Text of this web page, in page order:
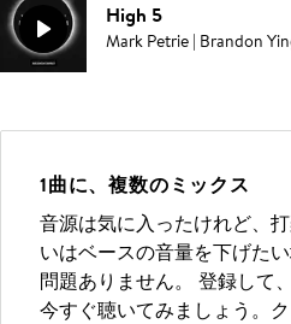
High 5
Mark Petrie | Brandon
1曲に、複数のミックス
音源は気に入ったけれど、
いはベースの音量を下げた
問題ありません。 登録して
今すぐ聴いてみましょう。